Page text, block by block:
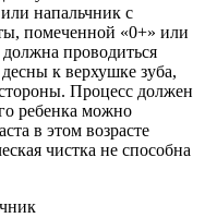
напальчник с
помеченной «0+» или
проводиться
к верхушке зуба,
Процесс должен
ребенка можно
в этом возрасте
чистка не способна